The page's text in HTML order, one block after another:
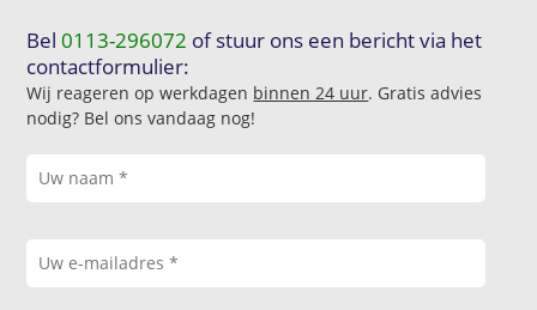
Bel0113-296072 of stuur ons een bericht via het
contactformulier:
Wij reageren op werkdagen binnen 24 uur. Gratis advies
nodig? Bel ons vandaag nog!